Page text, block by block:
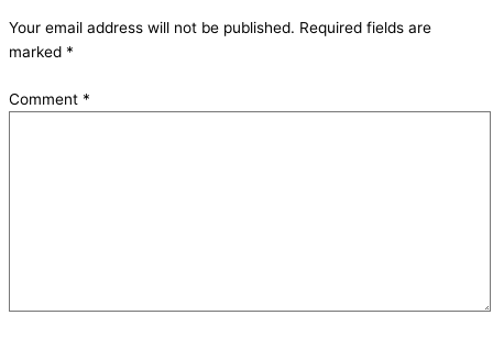
Your email address will not be published. Required fields are
marked *
Comment *